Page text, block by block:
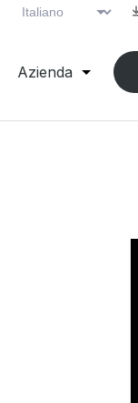
Azienda